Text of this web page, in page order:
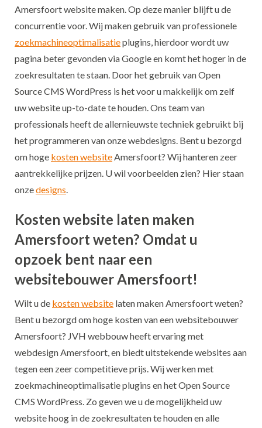
Amersfoort website maken. Op deze manier blijft u de
concurrentie voor. Wij maken gebruik van professionele
zoekmachineoptimalisatieplugins, hierdoor wordt uw
pagina beter gevonden via Google en komt het hoger in de
zoekresultaten te staan. Door het gebruik van Open
Source CMS WordPress is het voor u makkelijk om zelf
uw website up-to-date te houden. Ons team van
professionals heeft de allernieuwste techniek gebruikt bij
het programmeren van onze webdesigns. Bent u bezorgd
om hoge kosten websiteAmersfoort? Wij hanteren zeer
aantrekkelijke prijzen. U wil voorbeelden zien? Hier staan
onzedesigns.
Kosten website laten maken
Amersfoort weten? Omdat u
opzoek bent naar een
websitebouwer Amersfoort!
Wilt u de kosten website laten maken Amersfoort weten?
Bent u bezorgd om hoge kosten van een websitebouwer
Amersfoort? JVH webbouw heeft ervaring met
webdesign Amersfoort, en biedt uitstekende websites aan
tegen een zeer competitieve prijs. Wij werken met
zoekmachineoptimalisatie plugins en het Open Source
CMS WordPress. Zo geven we u de mogelijkheid uw
website hoog in de zoekresultaten te houden en alle